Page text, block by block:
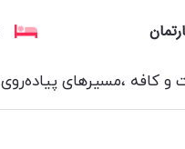
و کافه ،مسیرهای پیاده‌روی